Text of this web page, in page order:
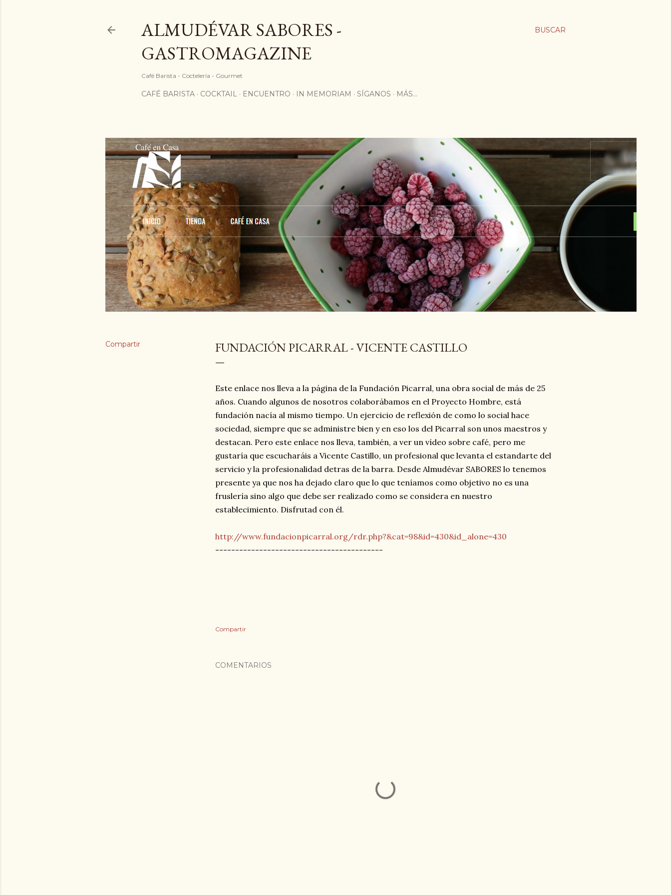
BUSCAR
ALMUDÉVAR SABORES -
GASTROMAGAZINE
Café Barista - Coctelería - Gourmet
CAFÉ BARISTA COCKTAIL ENCUENTRO IN MEMORIAM SÍGANOS MÁS…
Compartir FUNDACIÓN PICARRAL - VICENTE CASTILLO
Este enlace nos lleva a la página de la Fundación Picarral, una obra social de más de 25
años. Cuando algunos de nosotros colaborábamos en el Proyecto Hombre, está
fundación nacía al mismo tiempo. Un ejercicio de reflexión de como lo social hace
sociedad, siempre que se administre bien y en eso los del Picarral son unos maestros y
destacan. Pero este enlace nos lleva, también, a ver un vídeo sobre café, pero me
gustaría que escucharáis a Vicente Castillo, un profesional que levanta el estandarte del
servicio y la profesionalidad detras de la barra. Desde Almudévar SABORES lo tenemos
presente ya que nos ha dejado claro que lo que teníamos como objetivo no es una
fruslería sino algo que debe ser realizado como se considera en nuestro
establecimiento. Disfrutad con él.
http://www.fundacionpicarral.org/rdr.php?&cat=98&id=430&id_alone=430
------------------------------------------
Compartir
COMENTARIOS